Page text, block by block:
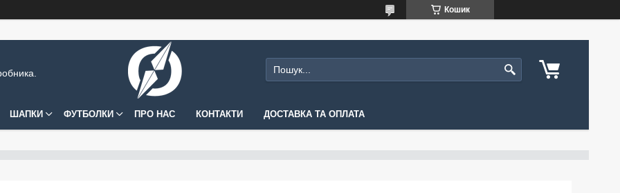
Кошик
ШАПКИ ФУТБОЛКИ ПРО НАС КОНТАКТИ ДОСТАВКА ТА ОПЛАТА